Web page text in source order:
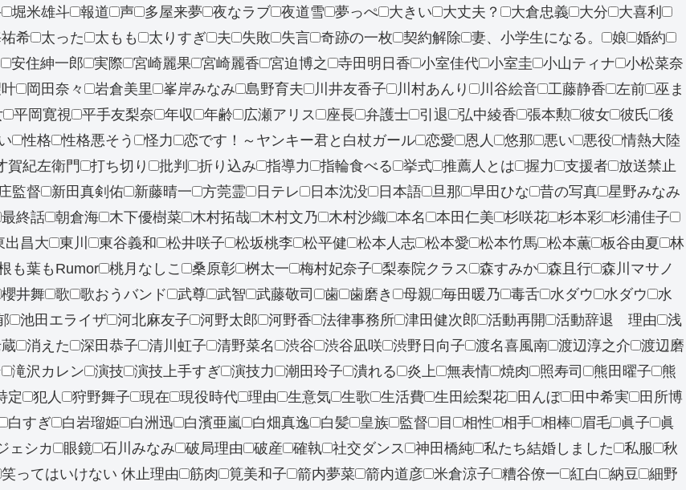
堀米雄斗 報道 声 多屋来夢 夜なラブ 夜道雪 夢っぺ 大きい 大丈夫？ 大倉忠義 大分
大喜利
希 太った 太もも 太りすぎ 夫 失敗 失言 奇跡の一枚 契約解除 妻、小学生になる。 娘
婚約
安住紳一郎 実際 宮崎麗果 宮崎麗香 宮迫博之 寺田明日香 小室佳代 小室圭 小山ティナ
小松菜奈
岡田奈々 岩倉美里 峯岸みなみ 島野育夫 川井友香子 川村あんり 川谷絵音 工藤静香 左前
巫ま
平岡寛視 平手友梨奈 年収 年齢 広瀬アリス 座長 弁護士 引退 弘中綾香 張本勲 彼女 彼氏
後
性格 性格悪そう 怪力 恋です！～ヤンキー君と白杖ガール 恋愛 恩人 悠那 悪い 悪役
情熱大陸
賀紀左衛門 打ち切り 批判 折り込み 指導力 指輪食べる 挙式 推薦人とは 握力 支援者
放送禁止
監督 新田真剣佑 新藤晴一 方莞霊 日テレ 日本沈没 日本語 旦那 早田ひな 昔の写真
星野みなみ
最終話 朝倉海 木下優樹菜 木村拓哉 木村文乃 木村沙織 本名 本田仁美 杉咲花 杉本彩
杉浦佳子
出昌大 東川 東谷義和 松井咲子 松坂桃李 松平健 松本人志 松本愛 松本竹馬 松本薫 板谷由夏
林
も葉もRumor 桃月なしこ 桑原彰 桝太一 梅村妃奈子 梨泰院クラス 森すみか 森且行
森川マサノ
櫻井舞 歌 歌おうバンド 武尊 武智 武藤敬司 歯 歯磨き 母親 毎田暖乃 毒舌 水ダウ 水ダウ
水
池田エライザ 河北麻友子 河野太郎 河野香 法律事務所 津田健次郎 活動再開 活動辞退 理由
浅
消えた 深田恭子 清川虹子 清野菜名 渋谷 渋谷凪咲 渋野日向子 渡名喜風南 渡辺淳之介
渡辺磨
滝沢カレン 演技 演技上手すぎ 演技力 潮田玲子 潰れる 炎上 無表情 焼肉 照寿司 熊田曜子
熊
定 犯人 狩野舞子 現在 現役時代 理由 生意気 生歌 生活費 生田絵梨花 田んぼ 田中希実
田所博
白すぎ 白岩瑠姫 白洲迅 白濱亜嵐 白畑真逸 白髪 皇族 監督 目 相性 相手 相棒 眉毛 眞子
眞
ェシカ 眼鏡 石川みなみ 破局理由 破産 確執 社交ダンス 神田橋純 私たち結婚しました 私服
秋
笑ってはいけない 休止理由 筋肉 筧美和子 箭内夢菜 箭内道彦 米倉涼子 糟谷僚一 紅白 納豆
細野